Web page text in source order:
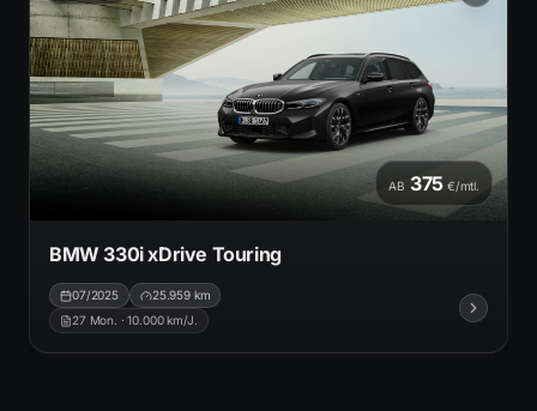
AB 375 €/mtl.
BMW 330i xDrive Touring
07/2025 25.959km
27 Mon. ·10.000km/J.